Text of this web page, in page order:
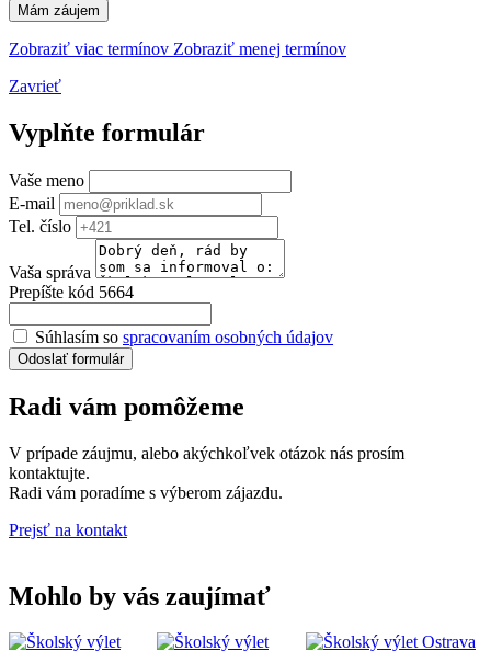
Mám záujem
Zobraziť viac termínov Zobraziť menej termínov
Zavrieť
Vyplňte formulár
Vaše meno
E-mail
Tel. číslo
Vaša správa
Prepíšte kód 5664
Súhlasím so spracovaním osobných údajov
Odoslať formulár
Radi vám pomôžeme
V prípade záujmu, alebo akýchkoľvek otázok nás prosím
kontaktujte.
Radi vám poradíme s výberom zájazdu.
Prejsť na kontakt
Mohlo by vás zaujímať